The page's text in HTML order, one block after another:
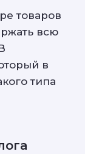
товаров
всю
в
типа